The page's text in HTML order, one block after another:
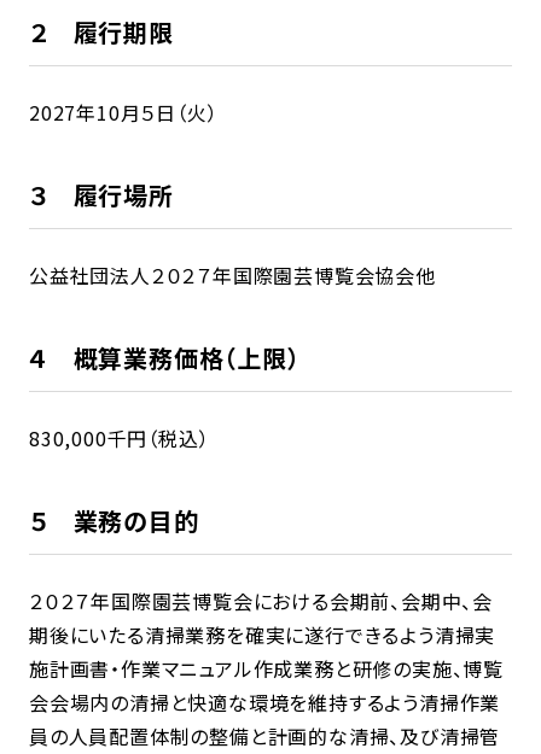
２ 履行期限
2027年10月５日（火）
３ 履行場所
公益社団法人２０２７年国際園芸博覧会協会他
４ 概算業務価格（上限）
830,000千円（税込）
５ 業務の目的
２０２７年国際園芸博覧会における会期前、会期中、会
期後にいたる清掃業務を確実に遂行できるよう清掃実
施計画書・作業マニュアル作成業務と研修の実施、博覧
会会場内の清掃と快適な環境を維持するよう清掃作業
員の人員配置体制の整備と計画的な清掃、及び清掃管